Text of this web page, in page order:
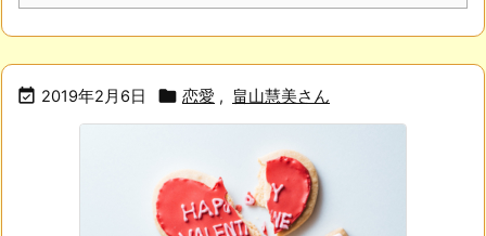
 2019年2月6日  恋愛 , 畠山慧美さん